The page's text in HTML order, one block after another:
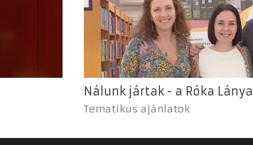
Nálunk jártak - a Róka Lánya
Tematikus ajánlatok